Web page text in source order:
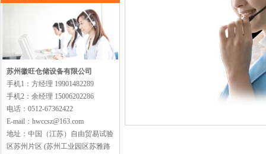
苏州徽旺仓储设备有限公司
手机1：方经理 19901482289
手机2：余经理 15006202286
电话：0512-67362422
E-mail：hwccsz@163.com
地址：中国（江苏）自由贸易试验
区苏州片区 (苏州工业园区苏雅路